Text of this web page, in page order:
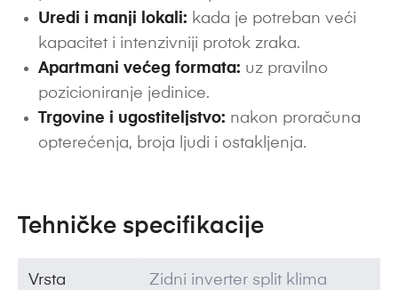
Uredi i manji lokali: kada je potreban veći
kapacitet i intenzivniji protok zraka.
Apartmani većeg formata: uz pravilno
pozicioniranje jedinice.
Trgovine i ugostiteljstvo: nakon proračuna
opterećenja, broja ljudi i ostakljenja.
Tehničke specifikacije
Vrsta
Zidni inverter split klima